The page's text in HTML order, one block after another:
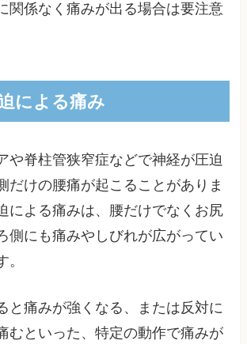
関係なく痛みが出る場合は要注意
による痛み
や脊柱管狭窄症などで神経が圧迫
だけの腰痛が起こることがありま
による痛みは、腰だけでなくお尻
側にも痛みやしびれが広がってい
。
と痛みが強くなる、または反対に
むといった、特定の動作で痛みが